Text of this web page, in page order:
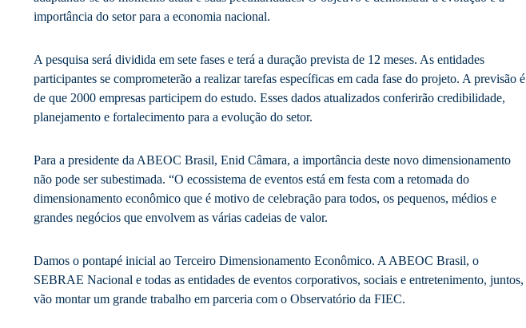
importância do setor para a economia nacional.
A pesquisa será dividida em sete fases e terá a duração prevista de 12 meses. As entidades
participantes se comprometerão a realizar tarefas específicas em cada fase do projeto. A previsão é
de que 2000 empresas participem do estudo. Esses dados atualizados conferirão credibilidade,
planejamento e fortalecimento para a evolução do setor.
Para a presidente da ABEOC Brasil, Enid Câmara, a importância deste novo dimensionamento
não pode ser subestimada. “O ecossistema de eventos está em festa com a retomada do
dimensionamento econômico que é motivo de celebração para todos, os pequenos, médios e
grandes negócios que envolvem as várias cadeias de valor.
Damos o pontapé inicial ao Terceiro Dimensionamento Econômico. A ABEOC Brasil, o
SEBRAE Nacional e todas as entidades de eventos corporativos, sociais e entretenimento, juntos,
vão montar um grande trabalho em parceria com o Observatório da FIEC.